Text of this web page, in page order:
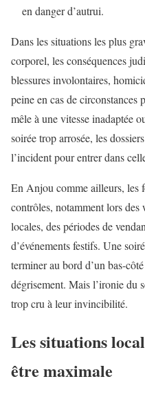
en danger d’autrui.
Dans les situations les plus
corporel, les conséquences
blessures involontaires,
peine en cas de circonstances
mêle à une vitesse inadaptée
soirée trop arrosée, les
l’incident pour entrer dans
En Anjou comme ailleurs, les
contrôles, notamment lors des
locales, des périodes de
d’événements festifs. Une
terminer au bord d’un bas-
dégrisement. Mais l’ironie du
trop cru à leur invincibilité.
Les situations
être maximale